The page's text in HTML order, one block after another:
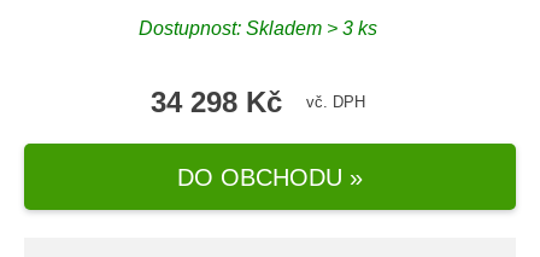
Dostupnost: Skladem > 3 ks
34 298 Kč vč. DPH
DO OBCHODU »